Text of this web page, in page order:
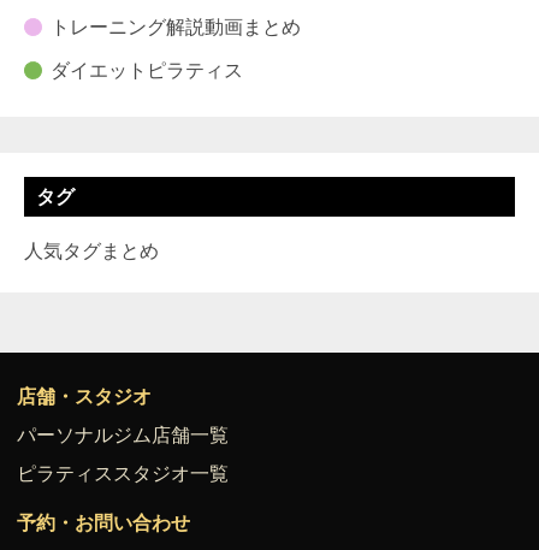
トレーニング解説動画まとめ
ダイエットピラティス
タグ
人気タグまとめ
店舗・スタジオ
パーソナルジム店舗一覧
ピラティススタジオ一覧
予約・お問い合わせ